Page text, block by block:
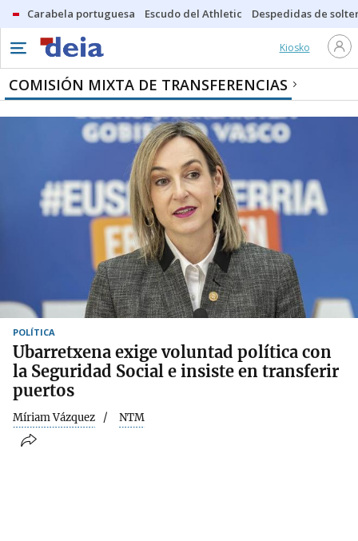
Carabela portuguesa Escudo del Athletic Despedidas de
Kiosko
COMISIÓN MIXTA DE TRANSFERENCIAS
POLÍTICA
Ubarretxena exige voluntad política con
la Seguridad Social e insiste en transferir
puertos
Míriam Vázquez NTM